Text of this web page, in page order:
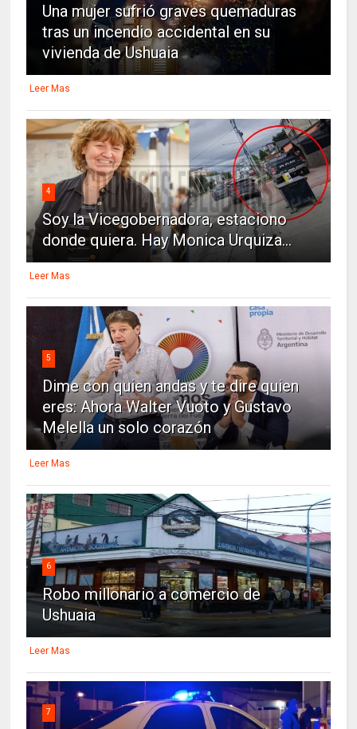
Una mujer sufrió graves quemaduras
tras un incendio accidental en su
vivienda de Ushuaia
Leer Mas
4
Soy la Vicegobernadora, estaciono
donde quiera. Hay Monica Urquiza...
Leer Mas
5
Dime con quien andas y te dire quien
eres: Ahora Walter Vuoto y Gustavo
Melella un solo corazón
Leer Mas
6
Robo millonario a comercio de
Ushuaia
Leer Mas
7